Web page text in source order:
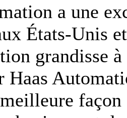
a une
États-Unis
grandisse
Haas
façon